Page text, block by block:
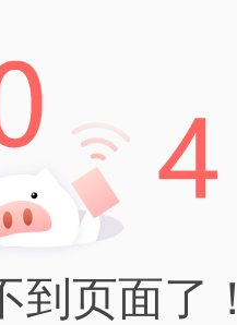
到页面了！